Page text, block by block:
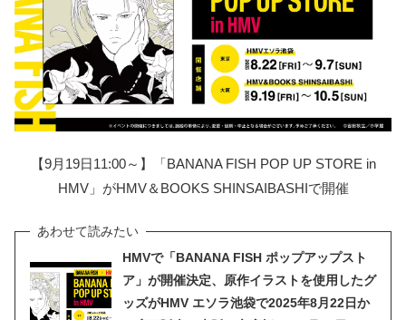
【9月19日11:00～】「BANANA FISH POP UP STORE in
HMV」がHMV＆BOOKS SHINSAIBASHIで開催
HMVで「BANANA FISH ポップアップスト
ア」が開催決定、原作イラストを使用したグ
ッズがHMV エソラ池袋で2025年8月22日か